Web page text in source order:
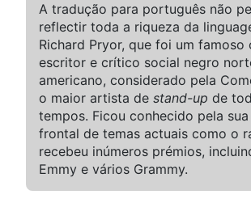
A tradução para português não
reflectir toda a riqueza da
Richard Pryor, que foi um famoso
escritor e crítico social negro
americano, considerado pela
o maior artista de stand-up de
tempos. Ficou conhecido pela
frontal de temas actuais como o
recebeu inúmeros prémios,
Emmy e vários Grammy.